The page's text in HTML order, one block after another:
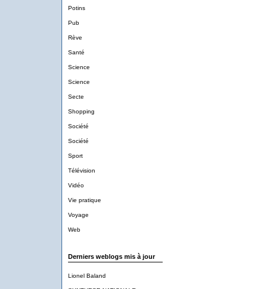
Potins
Pub
Rève
Santé
Science
Science
Secte
Shopping
Société
Société
Sport
Télévision
Vidéo
Vie pratique
Voyage
Web
Derniers weblogs mis à jour
Lionel Baland